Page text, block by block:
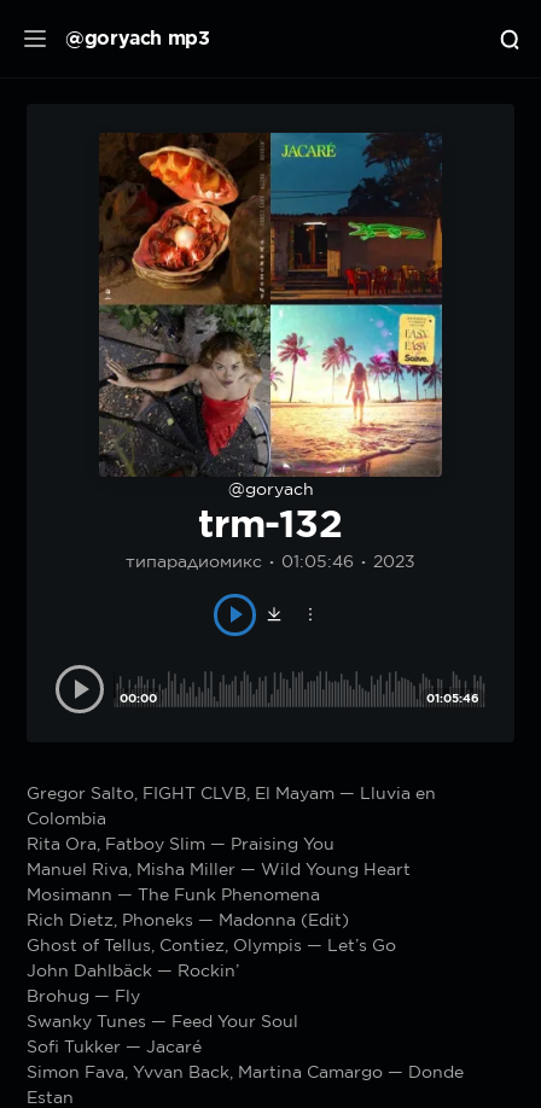
@goryach mp3
@goryach
trm-132
типарадиомикс 01:05:46 2023
00:00 01:05:46
Gregor Salto, FIGHT CLVB, El Mayam — Lluvia en
Colombia
Rita Ora, Fatboy Slim — Praising You
Manuel Riva, Misha Miller — Wild Young Heart
Mosimann — The Funk Phenomena
Rich Dietz, Phoneks — Madonna (Edit)
Ghost of Tellus, Contiez, Olympis — Let’s Go
John Dahlbäck — Rockin’
Brohug — Fly
Swanky Tunes — Feed Your Soul
Sofi Tukker — Jacaré
Simon Fava, Yvvan Back, Martina Camargo — Donde
Estan